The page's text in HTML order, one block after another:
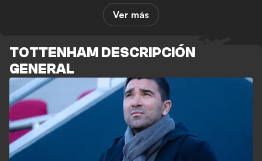
Milán también en la pugna, según informan varios
artículos de GOAL esta semana. Mientras tanto, el
posibilidad de venderle al Arsenal, rival directo del
norte de Londres que buscaba una solución tras la
lesión de William Saliba.
Roberto De Zerbi ya se ha pronunciado sobre la
situación, aunque la incertidumbre persiste. Si Romero
sale, el club necesitará nombrar un nuevo capitán, y el
propio Toby Alderweireld explicó a GOAL qué perfil de
Ver más
TOTTENHAM DESCRIPCIÓN
GENERAL